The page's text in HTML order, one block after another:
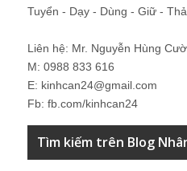
Tuyển - Dạy - Dùng - Giữ -
Liên hệ: Mr. Nguyễn Hùng
M: 0988 833 616
E: kinhcan24@gmail.com
Fb: fb.com/kinhcan24
Tìm kiếm trên Blog